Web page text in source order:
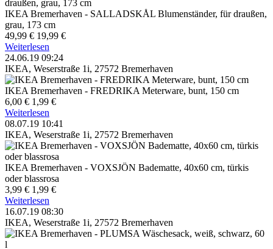
IKEA Bremerhaven - SALLADSKÅL Blumenständer, für draußen,
grau, 173 cm
49,99 € 19,99 €
Weiterlesen
24.06.19 09:24
IKEA, Weserstraße 1i, 27572 Bremerhaven
IKEA Bremerhaven - FREDRIKA Meterware, bunt, 150 cm
6,00 € 1,99 €
Weiterlesen
08.07.19 10:41
IKEA, Weserstraße 1i, 27572 Bremerhaven
IKEA Bremerhaven - VOXSJÖN Badematte, 40x60 cm, türkis
oder blassrosa
3,99 € 1,99 €
Weiterlesen
16.07.19 08:30
IKEA, Weserstraße 1i, 27572 Bremerhaven